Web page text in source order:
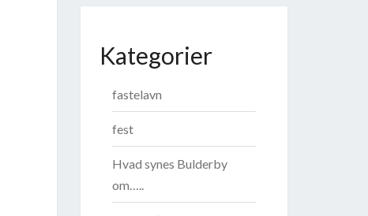
Kategorier
fastelavn
fest
Hvad synes Bulderby
om…..